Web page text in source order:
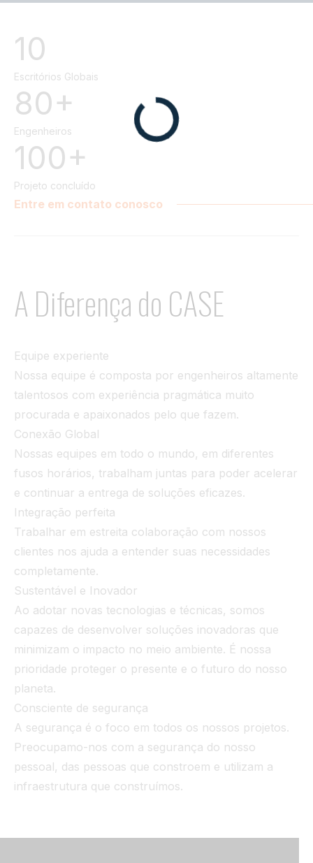
10
Escritórios Globais
80+
Engenheiros
100+
Projeto concluído
Entre em contato conosco
A Diferença do CASE
Equipe experiente
Nossa equipe é composta por engenheiros altamente
talentosos com experiência pragmática muito
procurada e apaixonados pelo que fazem.
Conexão Global
Nossas equipes em todo o mundo, em diferentes
fusos horários, trabalham juntas para poder acelerar
e continuar a entrega de soluções eficazes.
Integração perfeita
Trabalhar em estreita colaboração com nossos
clientes nos ajuda a entender suas necessidades
completamente.
Sustentável e Inovador
Ao adotar novas tecnologias e técnicas, somos
capazes de desenvolver soluções inovadoras que
minimizam o impacto no meio ambiente. É nossa
prioridade proteger o presente e o futuro do nosso
planeta.
Consciente de segurança
A segurança é o foco em todos os nossos projetos.
Preocupamo-nos com a segurança do nosso
pessoal, das pessoas que constroem e utilizam a
infraestrutura que construímos.